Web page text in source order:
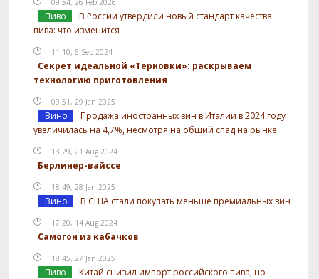
Пиво
В России утвердили новый стандарт качества
пива: что изменится
11:10, 6 Sep 2024
Секрет идеальной «Терновки»: раскрываем
технологию приготовления
09:51, 29 Jan 2025
Вино
Продажа иностранных вин в Италии в 2024 году
увеличилась на 4,7%, несмотря на общий спад на рынке
13:29, 21 Aug 2024
Берлинер-вайссе
18:49, 28 Jan 2025
Вино В США стали покупать меньше премиальных вин
17:20, 14 Aug 2024
Самогон из кабачков
18:45, 27 Jan 2025
Пиво
Китай снизил импорт российского пива, но